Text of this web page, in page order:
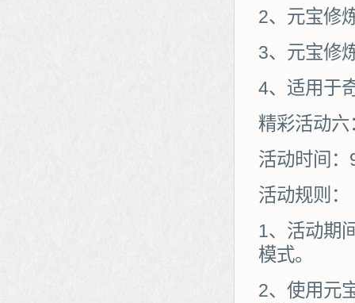
2、元宝修
3、元宝修
4、适用于
精彩活动
活动时间：
活动规则：
1、活动期
模式。
2、使用元